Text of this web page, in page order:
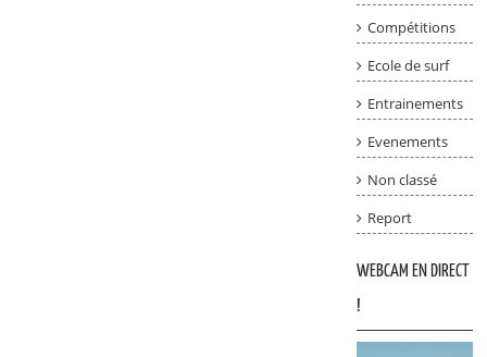
Compétitions
Ecole de surf
Entrainements
Evenements
Non classé
Report
WEBCAM EN DIRECT
!